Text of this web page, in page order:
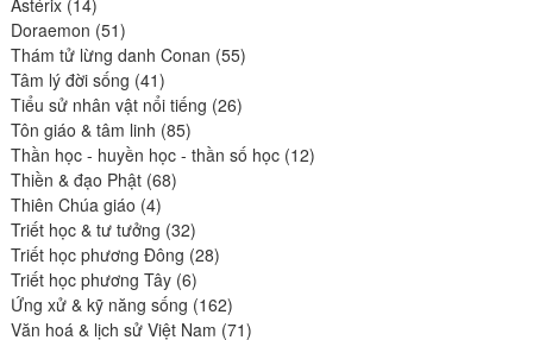
produits
Doraemon 5151
produits
Thám tử lừng danh Conan 5555
Tâm lý đời sống 4141
produits
Tiểu sử nhân vật nổi tiếng 2626
Tôn giáo & tâm linh 8585
produits
Thần học - huyền học - thần số học 1212
Thiền & đạo Phật 6868
Thiên Chúa giáo 44
produits
Triết học & tư tưởng 3232
produits
Triết học phương Đông 2828
Triết học phương Tây 66
produits
Ứng xử & kỹ năng sống 162162
produits
Văn hoá & lịch sử Việt Nam 7171